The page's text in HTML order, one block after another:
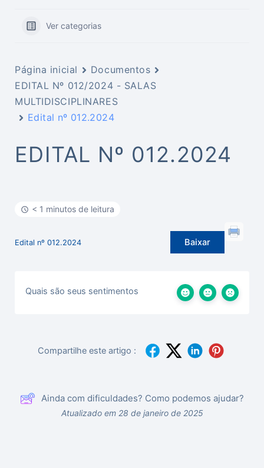
Ver categorias
Página inicial
Documentos
EDITAL Nº 012/2024 - SALAS
MULTIDISCIPLINARES
Edital nº 012.2024
EDITAL Nº 012.2024
< 1 minutos de leitura
Edital nº 012.2024 Baixar
Quais são seus sentimentos
Compartilhe este artigo :
Ainda com dificuldades? Como podemos ajudar?
Atualizado em 28 de janeiro de 2025